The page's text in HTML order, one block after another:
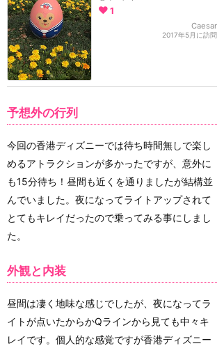
1
Caesar
2017年5月に訪問
予想外の行列
今回の香港ディズニーでは待ち時間無しで楽し
めるアトラクションが多かったですが、意外に
も15分待ち！昼間も近くを通りましたが結構並
んでいました。夜になってライトアップされて
とてもキレイだったので乗ってみる事にしまし
た。
外観と内装
昼間は凄く地味な感じでしたが、夜になってラ
イトが点いたからかQラインから見ても中々キ
レイです。個人的な感覚ですが香港ディズニー